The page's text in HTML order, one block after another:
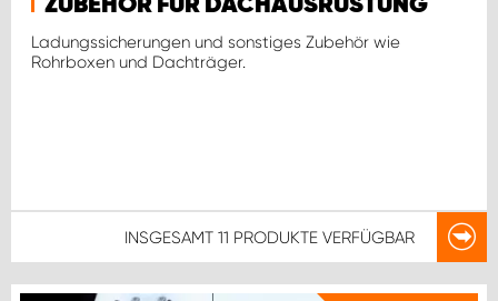
ZUBEHÖR FÜR DACHAUSRÜSTUNG
Ladungssicherungen und sonstiges Zubehör wie
Rohrboxen und Dachträger.
INSGESAMT 11 PRODUKTE VERFÜGBAR